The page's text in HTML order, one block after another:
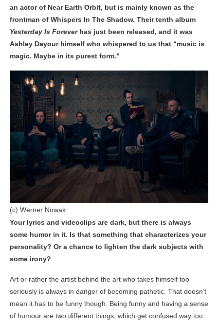
an actor of Near Earth Orbit, but is mainly known as the
frontman of Whispers In The Shadow. Their tenth album
Yesterday Is Foreverhas just been released, and it was
Ashley Dayour himself who whispered to us that “music is
magic. Maybe in its purest form.”
(c) Werner Nowak
Your lyrics and videoclips are dark, but there is always
some humor in it. Is that something that characterizes your
personality? Or a chance to lighten the dark subjects with
some irony?
Art or rather the artist behind the art who takes himself too
seriously is always in danger of becoming pathetic. That doesn’t
mean it has to be funny though. Being funny and having a sense
of humour are two different things, which get confused way too